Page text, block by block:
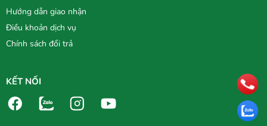
Hướng dẫn giao nhận
Điều khoản dịch vụ
Chính sách đổi trả
KẾT NỐI